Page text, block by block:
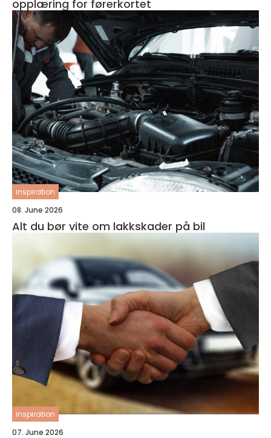
opplæring for førerkortet
inspiration
08. June 2026
Alt du bør vite om lakkskader på bil
inspiration
07. June 2026